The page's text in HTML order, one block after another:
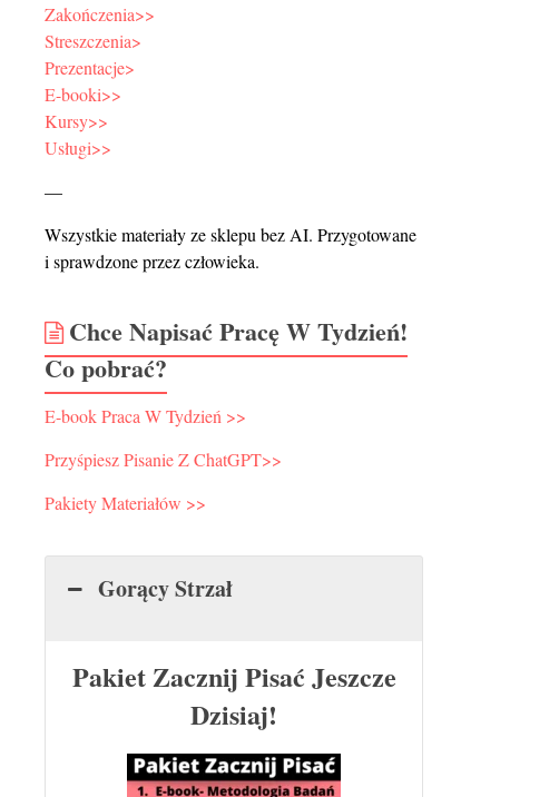
Zakończenia>>
Streszczenia>
Prezentacje>
E-booki>>
Kursy>>
Usługi>>
—
Wszystkie materiały ze sklepu bez AI. Przygotowane
i sprawdzone przez człowieka.
Chce Napisać Pracę W Tydzień!
Co pobrać?
E-book Praca W Tydzień >>
Przyśpiesz Pisanie Z ChatGPT>>
Pakiety Materiałów >>
Gorący Strzał
Pakiet Zacznij Pisać Jeszcze
Dzisiaj!